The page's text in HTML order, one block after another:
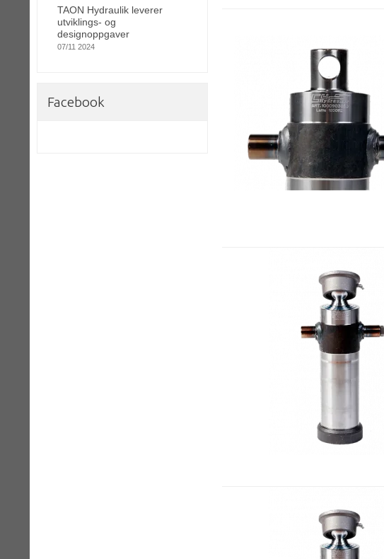
TAON Hydraulik leverer
utviklings- og
designoppgaver
07/11 2024
Facebook